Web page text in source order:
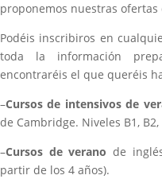
proponemos nuestras ofertas
Podéis inscribiros en
toda la información
encontraréis el que queréis
–Cursos de intensivos de
de Cambridge. Niveles B1,
–Cursos de verano de
partir de los 4 años).